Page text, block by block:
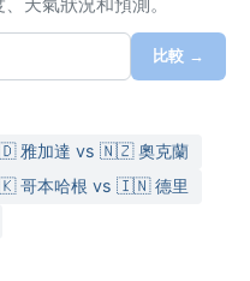
比較 →
雅加達 vs 🇳🇿 奧克蘭
哥本哈根 vs 🇮🇳 德里